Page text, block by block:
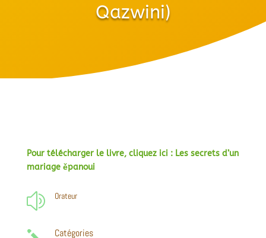
Qazwini)
Pour télécharger le livre, cliquez ici : Les secrets d’un
mariage ěpanoui
z Orateur
Catégories